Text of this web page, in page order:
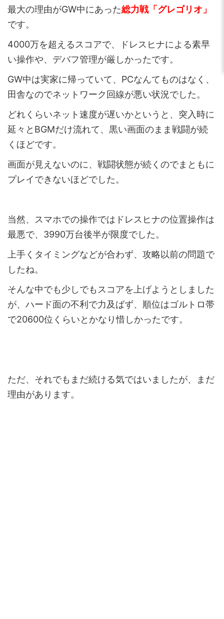
最大の理由がGW中にあった総力戦「グレゴリオ」
です。
4000万を超えるスコアで、ドレスヒナによる素早
い操作や、デバフ管理が厳しかったです。
GW中は実家に帰っていて、PCなんてものはなく、
田舎なのでネットワーク回線が悪い状況でした。
どれくらいネット速度が遅いかというと、突入時に
延々とBGMだけ流れて、黒い画面のまま戦闘が続
くほどです。
画面が見えないのに、戦闘状態が続くのでまともに
プレイできないほどでした。
当然、スマホでの操作ではドレスヒナの位置操作は
最悪で、3990万台後半が限度でした。
上手くタイミングなどが合わず、攻略以前の問題で
したね。
そんな中でも少しでもスコアを上げようとしました
が、ハード面の不利で力及ばず、順位はゴルトロ帯
で20600位くらいとかなり惜しかったです。
ただ、それでもまだ続ける気ではいましたが、まだ
理由があります。